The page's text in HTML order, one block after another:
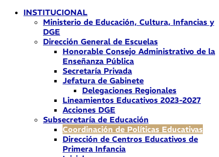
INSTITUCIONAL
Ministerio de Educación, Cultura, Infancias y
DGE
Dirección General de Escuelas
Honorable Consejo Administrativo de la
Enseñanza Pública
Secretaría Privada
Jefatura de Gabinete
Delegaciones Regionales
Lineamientos Educativos 2023-2027
Acciones DGE
Subsecretaría de Educación
Coordinación de Políticas Educativas
Dirección de Centros Educativos de
Primera Infancia